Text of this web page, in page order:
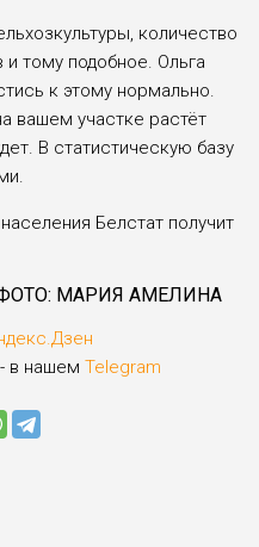
количество
и тому подобное. Ольга
к этому нор­мально.
вашем участке растёт
В статистическую базу
Бел­стат получит
МАРИЯ АМЕЛИНА
в нашем Telegram